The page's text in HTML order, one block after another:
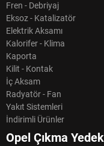
Fren - Debriyaj
Eksoz - Katalizatör
Elektrik Aksamı
Kalorifer - Klima
Kaporta
Kilit - Kontak
İç Aksam
Radyatör - Fan
Yakıt Sistemleri
İndirimli Ürünler
Opel Çıkma